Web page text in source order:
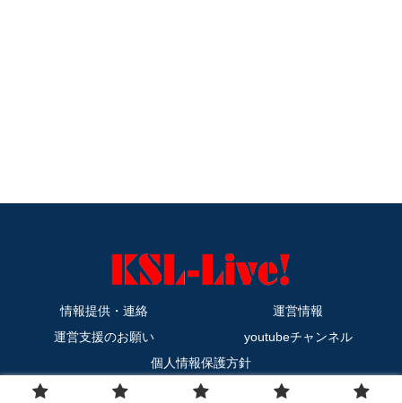
情報提供・連絡
運営情報
運営支援のお願い
youtubeチャンネル
個人情報保護方針
Copyright © 2011-2026 KSL-Live! All Rights Reserved.